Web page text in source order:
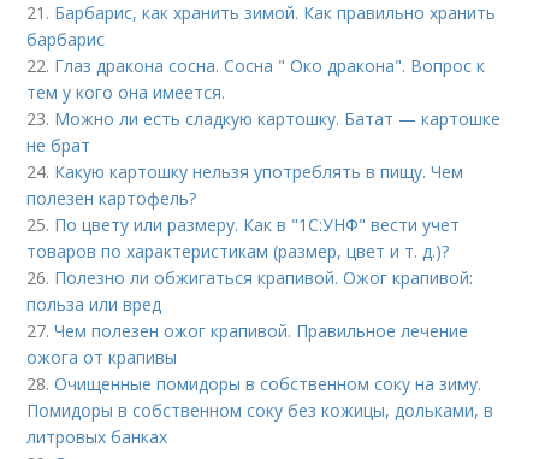
21. Барбарис, как хранить зимой. Как правильно хранить
барбарис
22. Глаз дракона сосна. Сосна " Око дракона". Вопрос к
тем у кого она имеется.
23. Можно ли есть сладкую картошку. Батат — картошке
не брат
24. Какую картошку нельзя употреблять в пищу. Чем
полезен картофель?
25. По цвету или размеру. Как в "1С:УНФ" вести учет
товаров по характеристикам (размер, цвет и т. д.)?
26. Полезно ли обжигаться крапивой. Ожог крапивой:
польза или вред
27.Чем полезен ожог крапивой. Правильное лечение
ожога от крапивы
28.Очищенные помидоры в собственном соку на зиму.
Помидоры в собственном соку без кожицы, дольками, в
литровых банках